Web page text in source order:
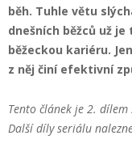
běh. Tuhle větu
dnešních běžců už
běžeckou kariéru.
z něj činí efektivní
Tento článek je 2. dílem
Další díly seriálu